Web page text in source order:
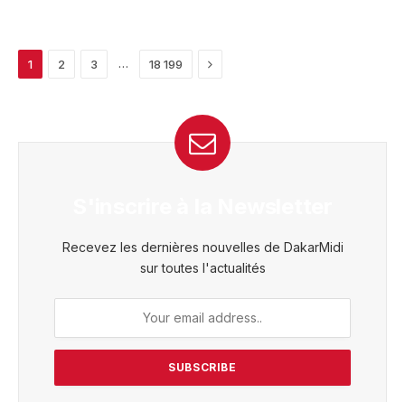
1 2 3 … 18 199 Next
Recevez les dernières nouvelles de DakarMidi
sur toutes l'actualités